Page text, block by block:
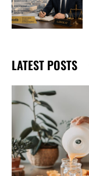
LATEST POSTS